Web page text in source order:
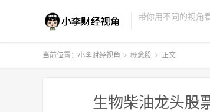
带你用不同的视角
当前位置： 小李财经视角 > 概念股 > 正文
生物柴油龙头股